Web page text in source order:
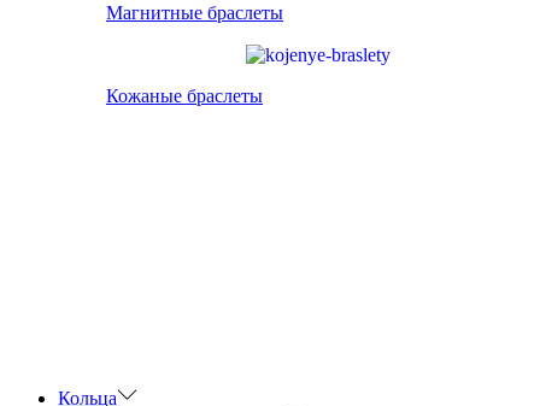
Магнитные браслеты
Кожаные браслеты
Кольца